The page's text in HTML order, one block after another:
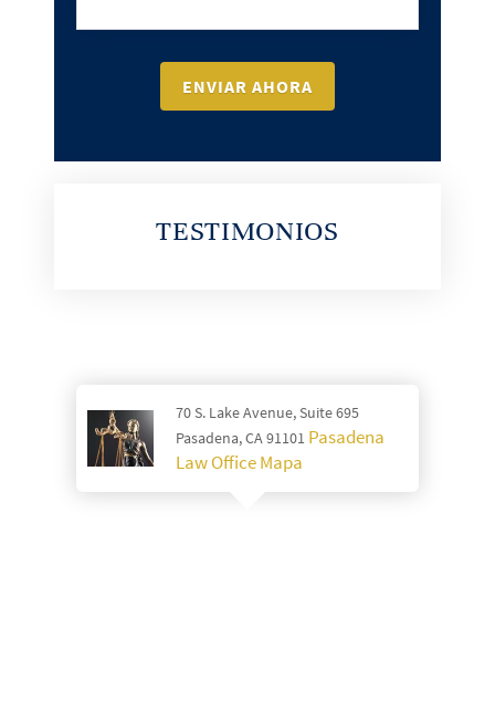
TESTIMONIOS
70 S. Lake Avenue, Suite 695
Pasadena, CA 91101 Pasadena
Law Office Mapa